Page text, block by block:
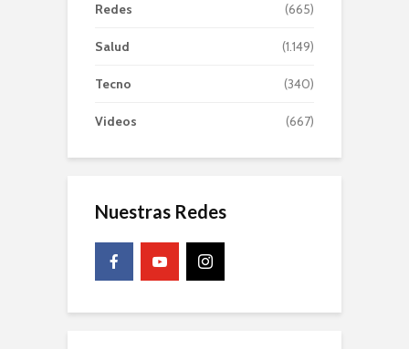
Redes (665)
Salud (1.149)
Tecno (340)
Videos (667)
Nuestras Redes